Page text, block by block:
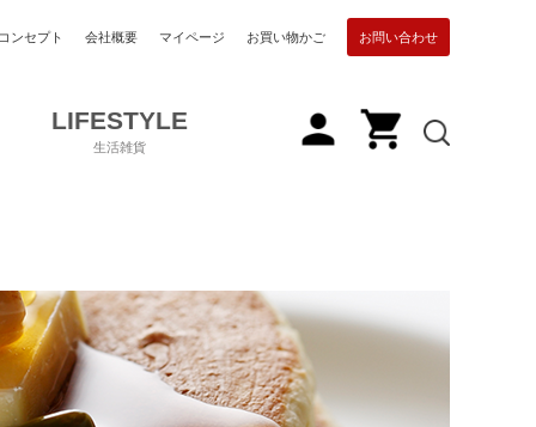
ンセプト 会社概要 マイページ お買い物かご お問い合わせ
LIFESTYLE
生活雑貨